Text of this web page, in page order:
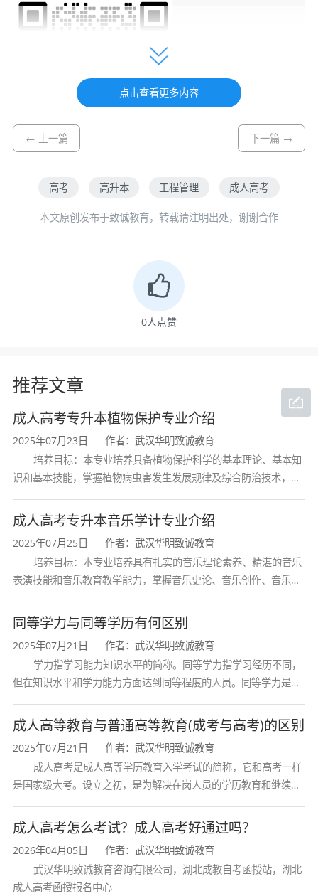
点击查看更多内容
← 上一篇 下一篇 →
高考 高升本 工程管理 成人高考
本文原创发布于致诚教育，转载请注明出处，谢谢合作
0人点赞
推荐文章
成人高考专升本植物保护专业介绍
2025年07月23日
作者：武汉华明致诚教育
培养目标：本专业培养具备植物保护科学的基本理论、基本知
识和基本技能，掌握植物病虫害发生发展规律及综合防治技术，熟
生产、植物检疫、农药研发等领域
成人高考专升本音乐学计专业介绍
2025年07月25日
作者：武汉华明致诚教育
培养目标：本专业培养具有扎实的音乐理论素养、精湛的音乐
表演技能和音乐教育教学能力，掌握音乐史论、音乐创作、音乐表
创新精神和艺术感染力，能在专业
同等学力与同等学历有何区别
2025年07月21日
作者：武汉华明致诚教育
学力指学习能力知识水平的简称。同等学力指学习经历不同，
但在知识水平和学力能力方面达到同等程度的人员。同等学力是在
者或报考研究生的考生中，虽然没
成人高等教育与普通高等教育(成考与高考)的区别
2025年07月21日
作者：武汉华明致诚教育
成人高考是成人高等学历教育入学考试的简称，它和高考一样
是国家级大考。设立之初，是为解决在岗人员的学历教育和继续教
在行业的骨干，一些人走上了领导
成人高考怎么考试？成人高考好通过吗？
2026年04月05日
作者：武汉华明致诚教育
武汉华明致诚教育咨询有限公司，湖北成教自考函授站，湖北
成人高考函授报名中心